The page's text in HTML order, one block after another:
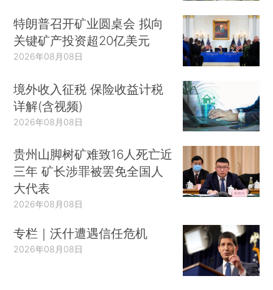
特朗普召开矿业圆桌会 拟向
关键矿产投资超20亿美元
2026年08月08日
境外收入征税 保险收益计税
详解(含视频)
2026年08月08日
贵州山脚树矿难致16人死亡近
三年 矿长涉罪被罢免全国人
大代表
2026年08月08日
专栏｜沃什遭遇信任危机
2026年08月08日